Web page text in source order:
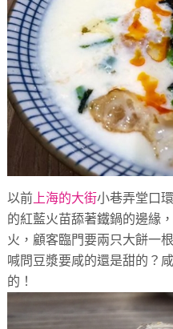
以前上海的大街小巷弄堂口
的紅藍火苗舔著鐵鍋的邊緣，
火， 顧客臨門要兩只大餅一
喊問豆漿要咸的還是甜的？
的！